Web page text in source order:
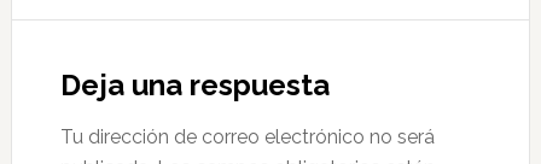
Deja una respuesta
Tu dirección de correo electrónico no será